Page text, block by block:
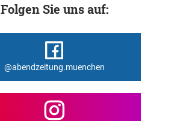
Folgen Sie uns auf:
@abendzeitung.muenchen